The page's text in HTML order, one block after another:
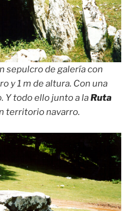
sepulcro de galería con
y 1 m de altura. Con una
Y todo ello junto a laRuta
territorio navarro.